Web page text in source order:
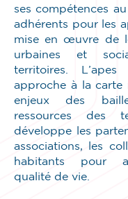
ses compétences
adhérents pour les
mise en œuvre de
urbaines et
territoires.
approche à la carte
enjeux des
ressources des
développe les
associations, les
habitants pour
qualité de vie.